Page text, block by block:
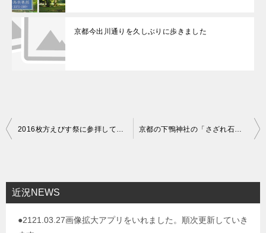
京都今出川通りを久しぶりに歩きました
投
ビ
ゲ
近況NEWS
●2121.03.27画像拡大アプリをいれました。順次更新していき